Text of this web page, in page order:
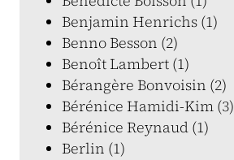
Benjamin Henrichs (1)
Benno Besson (2)
Benoît Lambert (1)
Bérangère Bonvoisin (2)
Bérénice Hamidi-Kim (3)
Bérénice Reynaud (1)
Berlin (1)